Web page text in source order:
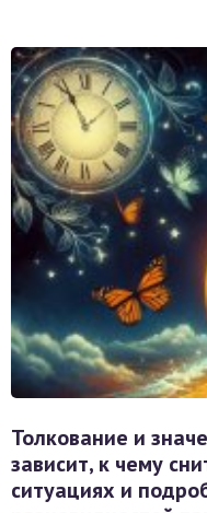
Толкование и
зависит, к чему
ситуациях и